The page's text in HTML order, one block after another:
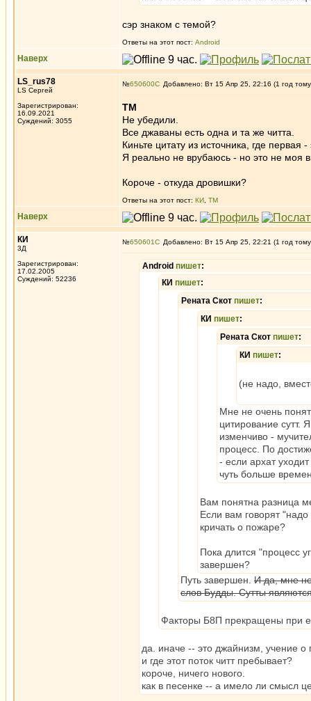
сэр знаком с темой?
Ответы на этот пост: Android
Наверх
LS_rus78
LS Сергей
Зарегистрирован:
16.09.2021
Суждений: 3055
№650600 Добавлено: Вт 15 Апр 25, 22:16 (1 год
ТМ
Не убедили.
Все джаваны есть одна и та же читта.
Киньте цитату из источника, где первая
Я реально не врубаюсь - но это не моя
Короче - откуда дровишки?
Ответы на этот пост: КИ ТМ
Наверх
КИ
3Д
Зарегистрирован:
17.02.2005
Суждений: 52236
№650601 Добавлено: Вт 15 Апр 25, 22:21 (1 год
Android пишет:
КИ пишет:
Рената Скот пишет:
КИ пишет:
Рената Скот пишет:
КИ пишет:
(не надо,
Мне не очень
цитирование сутт.
изменчиво -
процесс. По
- если архат
чуть больше
Вам понятна разница
Если вам говорят
кричать о пожаре?
Пока длится "процесс
завершен?
Путь завершен. И да, мне
слов Будды. Сутты
Факторы Б8П прекращены при
да. иначе -- это джайнизм, учение
и где этот поток читт пребывает?
короче, ничего нового.
как в песенке -- а имело ли смысл